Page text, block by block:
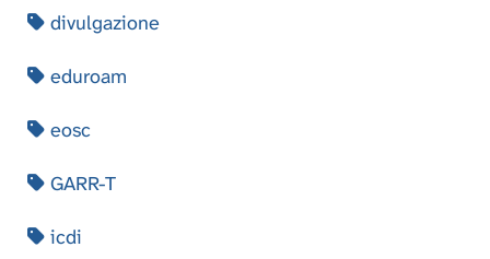
divulgazione
eduroam
eosc
GARR-T
icdi